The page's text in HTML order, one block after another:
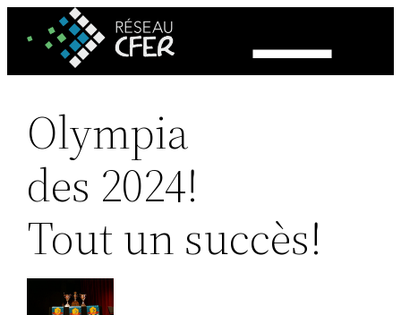
Olympia
des 2024!
Tout un succès!